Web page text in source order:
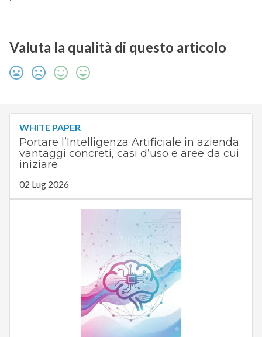
Valuta la qualità di questo articolo
WHITE PAPER
Portare l’Intelligenza Artificiale in azienda:
vantaggi concreti, casi d’uso e aree da cui
iniziare
02 Lug 2026